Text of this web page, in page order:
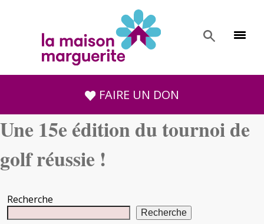
FAIRE UN DON
Une 15e édition du tournoi de
golf réussie !
Recherche
Recherche